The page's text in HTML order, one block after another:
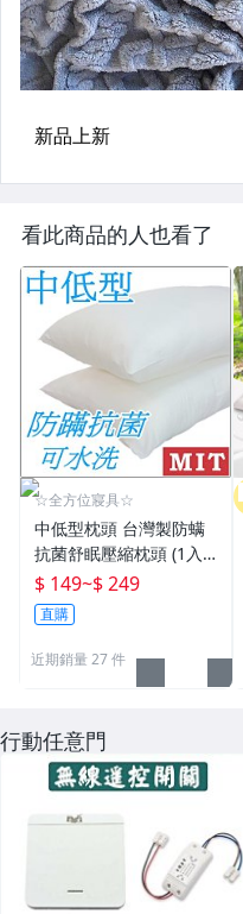
看此商品的人也看了
☆全方位寢具☆
中低型枕頭 台灣製防螨
抗菌舒眠壓縮枕頭 (1入
裝) 飯店 民宿 套房 學生
住宿適用 ☆全方位寢具
☆
$ 149~$ 249
直購
近期銷量 27 件
行動任意門